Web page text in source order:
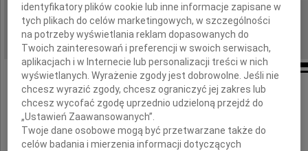
REGION: Warszawa
DATA EMISJI: 05.03.2010
Z ogromnym żalem zawiadamiamy,
że w dniu 27 lutego 2010 roku
zmarła, przeżywszy 75 lat
identyfikatory plików cookie lub inne informacje zapisane w
tych plikach do celów marketingowych, w szczególności
na potrzeby wyświetlania reklam dopasowanych do
Twoich zainteresowań i preferencji w swoich serwisach,
aplikacjach i w Internecie lub personalizacji treści w nich
wyświetlanych. Wyrażenie zgody jest dobrowolne. Jeśli nie
chcesz wyrazić zgody, chcesz ograniczyć jej zakres lub
chcesz wycofać zgodę uprzednio udzieloną przejdź do
„Ustawień Zaawansowanych”.
Twoje dane osobowe mogą być przetwarzane także do
celów badania i mierzenia informacji dotyczących